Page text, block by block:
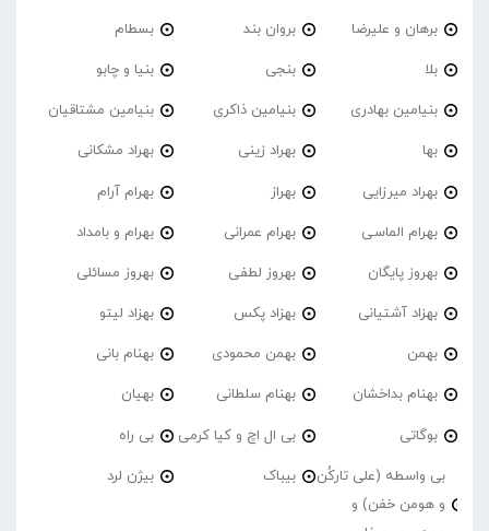
برهان و علیرضا بروان بند بسطام
بلا بنجی بنیا و چابو
بنیامین بهادری بنیامین ذاکری بنیامین مشتاقیان
بها بهراد زینی بهراد مشکانی
بهراد میرزایی بهراز بهرام آرام
بهرام الماسی بهرام عمرانی بهرام و بامداد
بهروز پایگان بهروز لطفی بهروز مسائلی
بهزاد آشتیانی بهزاد پکس بهزاد لیتو
بهمن بهمن محمودی بهنام بانی
بهنام بداخشان بهنام سلطانی بهیان
بوگاتی بی ال اچ و کیا کرمی بی راه
بی واسطه (علی تارکُن
و هومن خفن) و
بیباک بیژن لرد